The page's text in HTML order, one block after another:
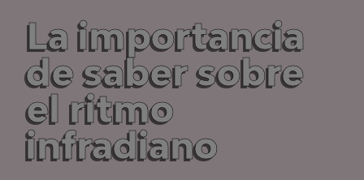
La importancia
de saber sobre
el ritmo
infradiano